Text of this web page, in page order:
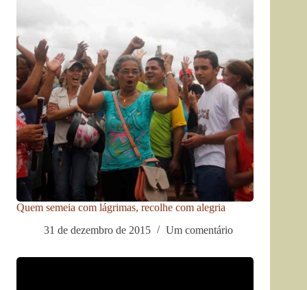
Quem semeia com lágrimas, recolhe com alegria
31 de dezembro de 2015
Um comentário